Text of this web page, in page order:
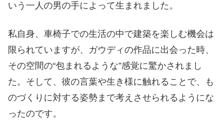
いう一人の男の手によって生まれました。
私自身、車椅子での生活の中で建築を楽しむ機会は
限られていますが、ガウディの作品に出会った時、
その空間の“包まれるような”感覚に驚かされまし
た。そして、彼の言葉や生き様に触れることで、も
のづくりに対する姿勢まで考えさせられるようにな
ったのです。